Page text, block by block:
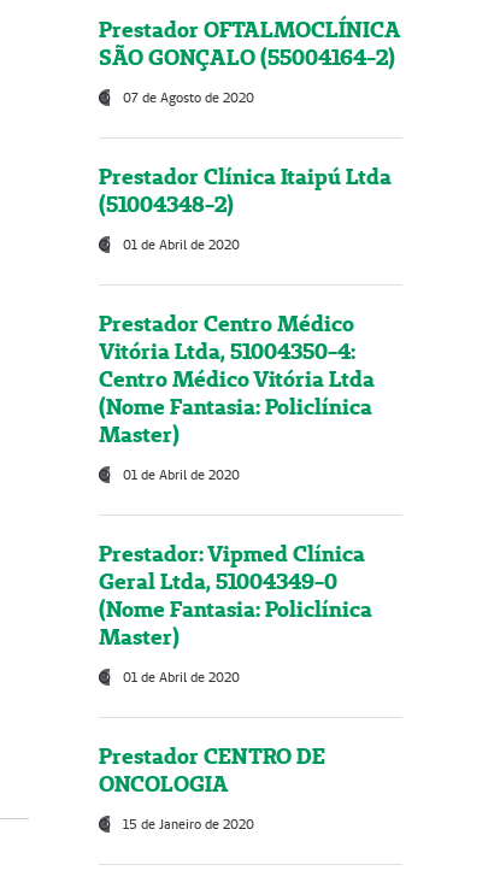
Prestador OFTALMOCLÍNICA
SÃO GONÇALO (55004164-2)
07 de Agosto de 2020
Prestador Clínica Itaipú Ltda
(51004348-2)
01 de Abril de 2020
Prestador Centro Médico
Vitória Ltda, 51004350-4:
Centro Médico Vitória Ltda
(Nome Fantasia: Policlínica
Master)
01 de Abril de 2020
Prestador: Vipmed Clínica
Geral Ltda, 51004349-0
(Nome Fantasia: Policlínica
Master)
01 de Abril de 2020
Prestador CENTRO DE
ONCOLOGIA
15 de Janeiro de 2020